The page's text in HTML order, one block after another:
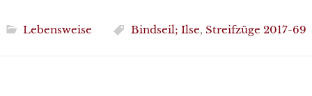
Lebensweise Bindseil; Ilse, Streifzüge 2017-69